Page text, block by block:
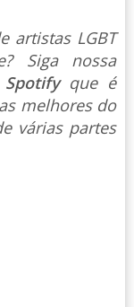
artistas LGBT
Siga nossa
que é
melhores do
várias partes